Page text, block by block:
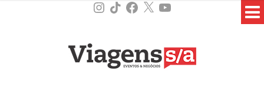
Instagram
TikTokFacebook
X YouTube